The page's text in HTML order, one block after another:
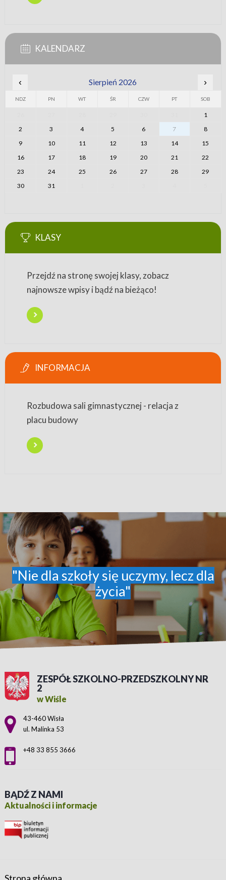
KALENDARZ
‹ Sierpień 2026 ›
NDZ PN WT ŚR CZW PT SOB
1
2
3 4 5 6 7
8
9
10 11 12 13 14
15
16
17 18 19 20 21
22
23
24 25 26 27 28
29
30
31
KLASY
Przejdź na stronę swojej klasy, zobacz
najnowsze wpisy i bądź na bieżąco!
INFORMACJA
Rozbudowa sali gimnastycznej - relacja z
placu budowy
"Nie dla szkoły się uczymy, lecz dla
życia"
ZESPÓŁ SZKOLNO-PRZEDSZKOLNY NR
2
w Wiśle
Adres pocztowy:
43-460 Wisła
ul. Malinka 53
+48 33 855 3666
BĄDŹ Z NAMI
Aktualności i informacje